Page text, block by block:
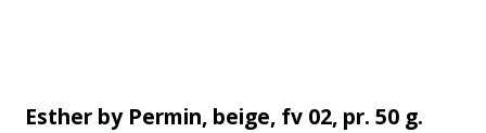
Esther by Permin, beige, fv 02, pr. 50 g.